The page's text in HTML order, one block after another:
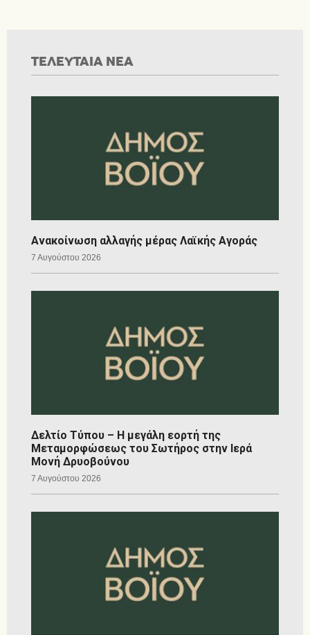
ΤΕΛΕΥΤΑΙΑ ΝΕΑ
Ανακοίνωση αλλαγής μέρας Λαϊκής Αγοράς
7 Αυγούστου 2026
Δελτίο Τύπου – Η μεγάλη εορτή της
Μεταμορφώσεως του Σωτήρος στην Ιερά
Μονή Δρυοβούνου
7 Αυγούστου 2026